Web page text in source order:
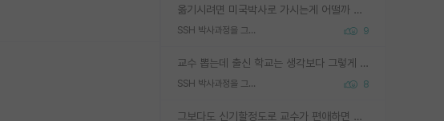
옮기시려면 미국박사로 가시는게 어떨까 싶네요. 교수가 꿈이면 미국박사 하고 미국교수 까지 같이 노리시는게 기회가 많지 않을까요?
SSH 박사과정을 그만두고 지방대 박사로 옮기면 교수의 꿈은 끝일까요? 9
교수 뽑는데 출신 학교는 생각보다 그렇게 안 봄. 앞으로는 더 안 보게 될거임. 박사는 어디서 진행해도 됨. 단, 제대로 쌓고 좋은 실적 만들 수 있다면. 그런데 지방대는 그럴 가능성이 지극히 낮음. 나만 열심히 잘 하면 된다? 인간은 주변 환경에 지배되는 나약한 존재임. 주변의 지방대 대학원생과 섞이고 지방 특유의 여유로움 또는 나쁘게 얘기해서 나태함에 젖어 살다보면 교수의 꿈 자체를 잊어버리게 될 가능성도 있음. 주변 환경이 70~80%임.
SSH 박사과정을 그만두고 지방대 박사로 옮기면 교수의 꿈은 끝일까요? 8
그보다도 신기할정도로 교수가 편애하면 그사람만 논문이 되더라구요 내용이 다른 사람보다 허접해도요